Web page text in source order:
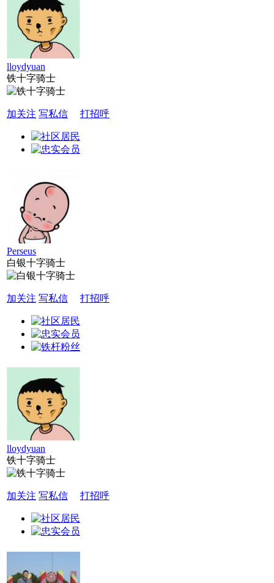
lloydyuan
铁十字骑士
加关注 写私信 打招呼
Perseus
白银十字骑士
加关注 写私信 打招呼
lloydyuan
铁十字骑士
加关注 写私信 打招呼